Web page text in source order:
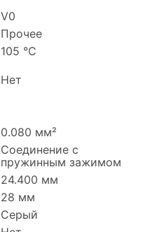
V0
Прочее
105 °C
Нет
0.080 мм²
Соединение с
пружинным зажимом
24.400 мм
28 мм
Серый